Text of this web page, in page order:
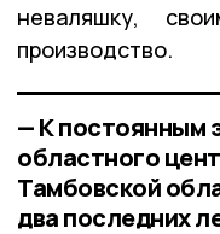
неваляшку,
производство.
— К постоянным
областного
Тамбовской
два последних